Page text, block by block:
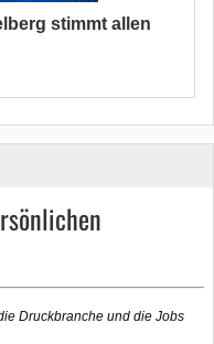
stimmt allen
Druckbranche und die Jobs